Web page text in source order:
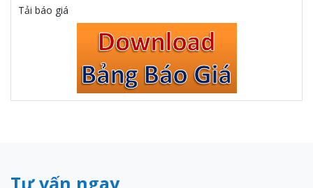
Tải báo giá
Tư vấn ngay